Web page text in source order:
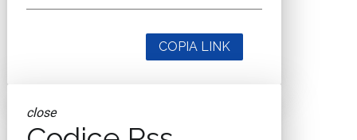
COPIA LINK
close